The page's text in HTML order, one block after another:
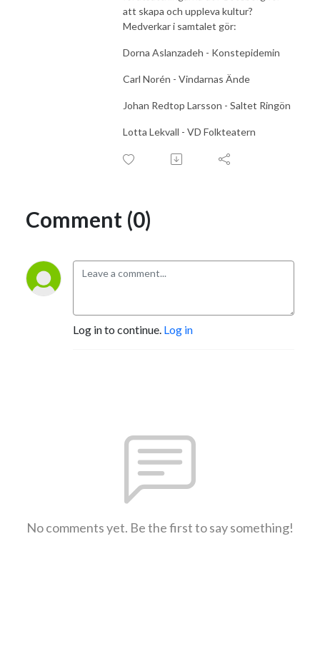
att skapa och uppleva kultur?
Medverkar i samtalet gör:
Dorna Aslanzadeh - Konstepidemin
Carl Norén - Vindarnas Ände
Johan Redtop Larsson - Saltet Ringön
Lotta Lekvall - VD Folkteatern
Comment (0)
Log in to continue. Log in
No comments yet. Be the first to say something!